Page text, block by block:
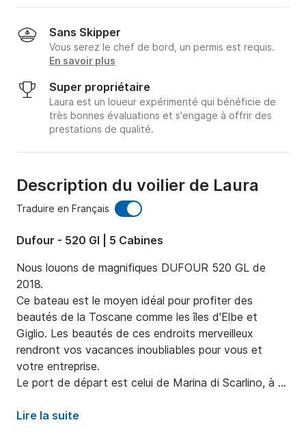
Sans Skipper
Vous serez le chef de bord, un permis est requis.
En savoir plus
Super propriétaire
Laura est un loueur expérimenté qui bénéficie de
très bonnes évaluations et s'engage à offrir des
prestations de qualité.
Description du voilier de Laura
Traduire en Français
Dufour - 520 Gl | 5 Cabines
Nous louons de magnifiques DUFOUR 520 GL de
2018.
Ce bateau est le moyen idéal pour profiter des
beautés de la Toscane comme les îles d'Elbe et
Giglio. Les beautés de ces endroits merveilleux
rendront vos vacances inoubliables pour vous et
votre entreprise.
Le port de départ est celui de Marina di Scarlino, à
toscanes. Nous pensons que c'est le port de départ
Lire la suite